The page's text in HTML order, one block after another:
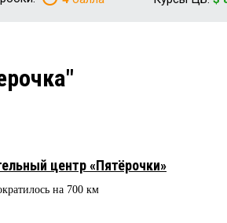
центр «Пятёрочки»
на 700 км